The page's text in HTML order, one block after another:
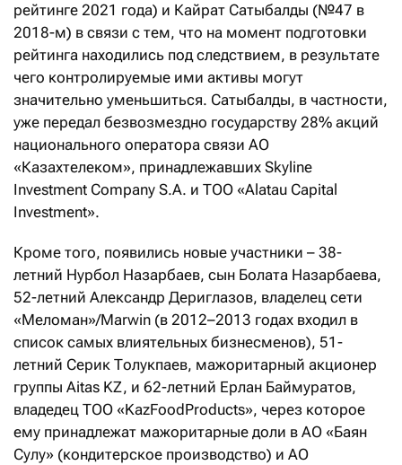
рейтинге 2021 года) и Кайрат Сатыбалды (№47 в
2018-м) в связи с тем, что на момент подготовки
рейтинга находились под следствием, в результате
чего контролируемые ими активы могут
значительно уменьшиться. Сатыбалды, в частности,
уже передал безвозмездно государству 28% акций
национального оператора связи АО
«Казахтелеком», принадлежавших Skyline
Investment Company S.A. и ТОО «Alatau Capital
Investment».
Кроме того, появились новые участники – 38-
летний Нурбол Назарбаев, сын Болата Назарбаева,
52-летний Александр Дериглазов, владелец сети
«Меломан»/Marwin (в 2012–2013 годах входил в
список самых влиятельных бизнесменов), 51-
летний Серик Толукпаев, мажоритарный акционер
группы Aitas KZ, и 62-летний Ерлан Баймуратов,
владедец ТОО «KazFoodProducts», через которое
ему принадлежат мажоритарные доли в АО «Баян
Сулу» (кондитерское производство) и АО